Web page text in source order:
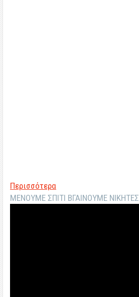
Περισσότερα
ΜΕΝΟΥΜΕ ΣΠΙΤΙ ΒΓΑΙΝΟΥΜΕ ΝΙΚΗΤΕΣ